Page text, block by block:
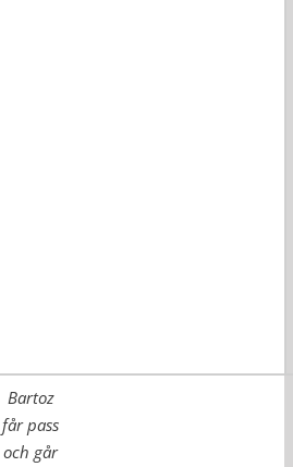
Bartoz
får pass
och går